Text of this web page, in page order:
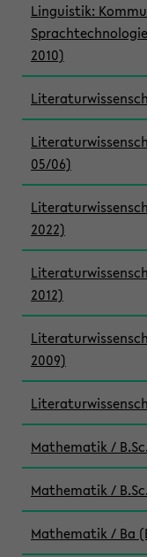
Linguistik:
2010)
05/06)
2022)
2012)
2009)
Mathematik /
Mathematik /
Mathematik / Ba